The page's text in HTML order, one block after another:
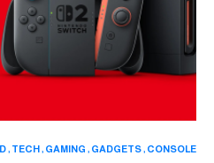
CONSOLE
GADGETS
GAMING
TECH